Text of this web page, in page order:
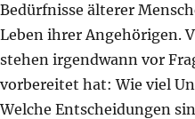
Bedürfnisse älterer
Leben ihrer Angehörigen.
stehen irgendwann vor
vorbereitet hat: Wie viel
Welche Entscheidungen